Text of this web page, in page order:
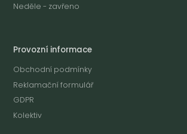
Neděle - zavřeno
Provozní informace
Obchodní podmínky
Reklamační formulář
GDPR
Kolektiv